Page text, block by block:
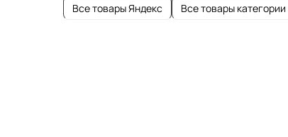
Все товары Яндекс Все товары категории